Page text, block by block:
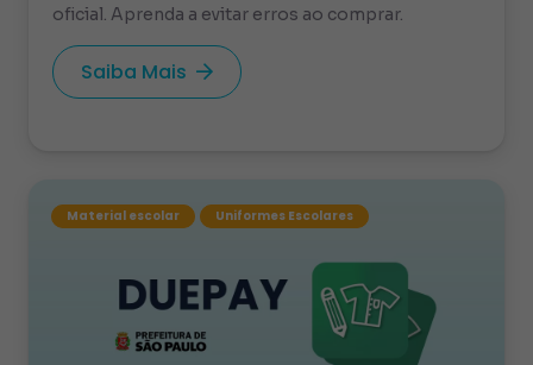
oficial. Aprenda a evitar erros ao comprar.
Saiba Mais
Material escolar Uniformes Escolares